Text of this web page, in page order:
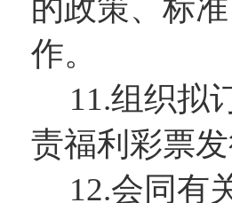
的政策、标
作。
11.组织拟
责福利彩票
12.会同有